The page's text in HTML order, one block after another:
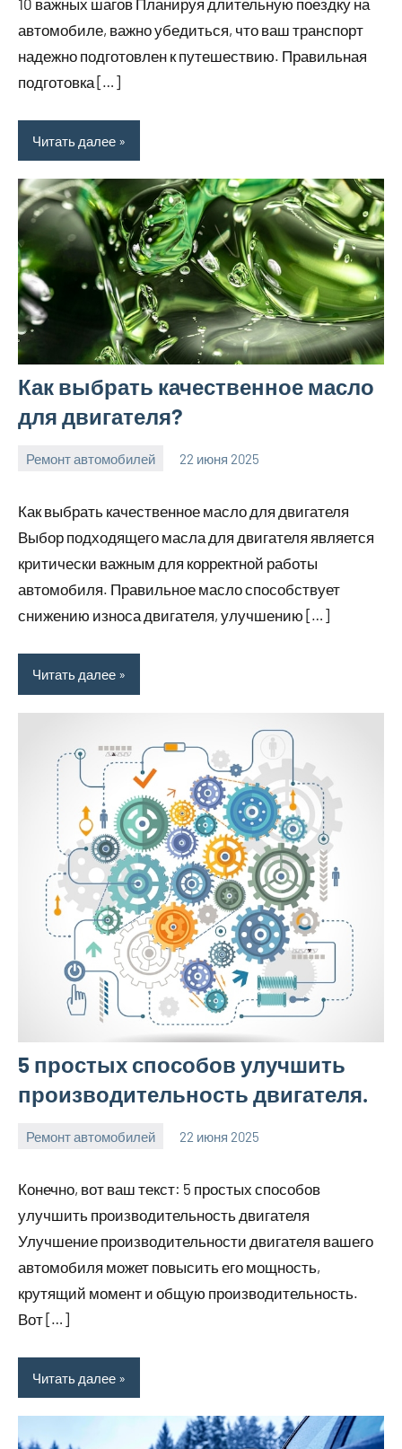
10 важных шагов Планируя длительную поездку на
автомобиле, важно убедиться, что ваш транспорт
надежно подготовлен к путешествию. Правильная
подготовка […]
Читать далее
Как выбрать качественное масло
для двигателя?
Ремонт автомобилей 22 июня 2025
Как выбрать качественное масло для двигателя
Выбор подходящего масла для двигателя является
критически важным для корректной работы
автомобиля. Правильное масло способствует
снижению износа двигателя, улучшению […]
Читать далее
5 простых способов улучшить
производительность двигателя.
Ремонт автомобилей 22 июня 2025
Конечно, вот ваш текст: 5 простых способов
улучшить производительность двигателя
Улучшение производительности двигателя вашего
автомобиля может повысить его мощность,
крутящий момент и общую производительность.
Вот […]
Читать далее